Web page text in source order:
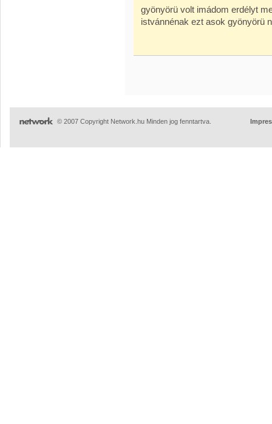
gyönyörü volt imádom erdélyt
istvánnénak ezt asok gyönyörü
© 2007 Copyright Network.hu Minden jog fenntartva.